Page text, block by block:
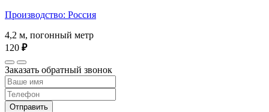
Производство: Россия
4,2 м, погонный метр
120 ₽
Заказать обратный звонок
Отправить